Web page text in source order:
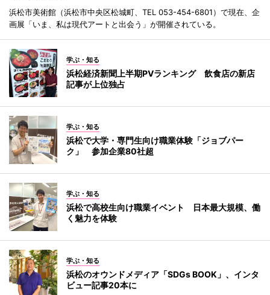
浜松市美術館（浜松市中央区松城町、TEL 053-454-6801）で現在、企
画展「いま、私は現代アートと出会う」が開催されている。
学ぶ・知る
浜松経済新聞上半期PVランキング 飲食店の新店
記事が上位独占
学ぶ・知る
浜松で大学・専門生向け職業体験「ジョブパー
ク」 参加企業80社超
学ぶ・知る
浜松で高校生向け職業イベント 日本最大規模、働
く魅力を体験
学ぶ・知る
浜松のオウンドメディア「SDGs BOOK」、インタ
ビュー記事20本に